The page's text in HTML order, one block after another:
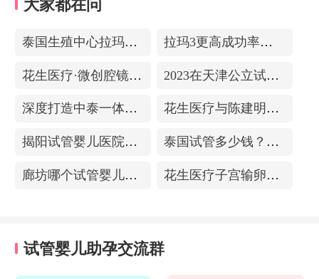
大家都在问
泰国生殖中心拉玛3-更高成功率的保障-治愈系的医院环境 拉玛3更高成功率的保障——泰国超强实验室
花生医疗·微创腔镜中心 2023在天津公立试管医院排名，附带费用明细
深度打造中泰一体化医疗体系！花生医疗中国专家团赴泰考察交流 花生医疗与陈建明教授达成战略合作，共促精准保胎事业发展
揭阳试管婴儿医院排名，附带试管成功率 泰国试管多少钱？收费包含什么项目？不成功能退款？
廊坊哪个试管婴儿医院可以包成功？内附试管费用! 花生医疗子宫输卵管造影中心
试管婴儿助孕交流群